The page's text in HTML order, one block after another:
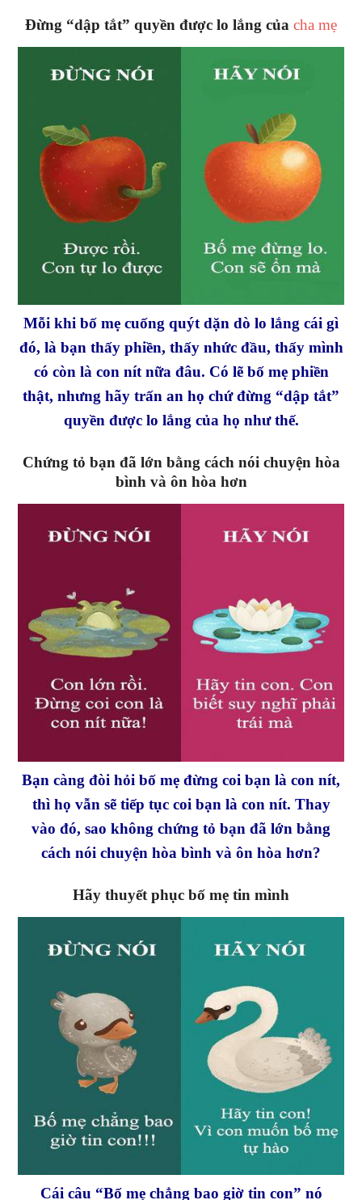
Đừng “dập tắt” quyền được lo lắng của cha mẹ
Mỗi khi bố mẹ cuống quýt dặn dò lo lắng cái gì
đó, là bạn thấy phiền, thấy nhức đầu, thấy mình
có còn là con nít nữa đâu. Có lẽ bố mẹ phiền
thật, nhưng hãy trấn an họ chứ đừng “dập tắt”
quyền được lo lắng của họ như thế.
Chứng tỏ bạn đã lớn bằng cách nói chuyện hòa
bình và ôn hòa hơn
Bạn càng đòi hỏi bố mẹ đừng coi bạn là con nít,
thì họ vẫn sẽ tiếp tục coi bạn là con nít. Thay
vào đó, sao không chứng tỏ bạn đã lớn bằng
cách nói chuyện hòa bình và ôn hòa hơn?
Hãy thuyết phục bố mẹ tin mình
Cái câu “Bố mẹ chẳng bao giờ tin con” nó